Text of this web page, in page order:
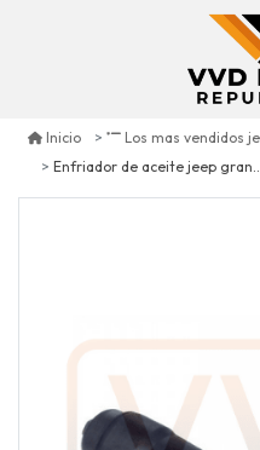
Inicio
Los mas vendidos
Enfriador de aceite jeep grand cherokee 3.6 11/13